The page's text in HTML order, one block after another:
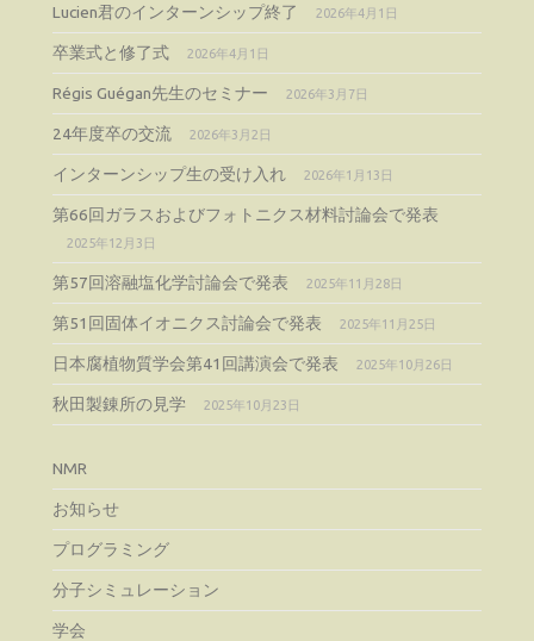
Lucien君のインターンシップ終了 2026年4月1日
卒業式と修了式 2026年4月1日
Régis Guégan先生のセミナー 2026年3月7日
24年度卒の交流 2026年3月2日
インターンシップ生の受け入れ 2026年1月13日
第66回ガラスおよびフォトニクス材料討論会で発表
2025年12月3日
第57回溶融塩化学討論会で発表 2025年11月28日
第51回固体イオニクス討論会で発表 2025年11月25日
日本腐植物質学会第41回講演会で発表 2025年10月26日
秋田製錬所の見学 2025年10月23日
NMR
お知らせ
プログラミング
分子シミュレーション
学会